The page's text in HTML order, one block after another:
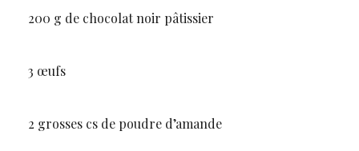
200 g de chocolat noir pâtissier
3 œufs
2 grosses cs de poudre d’amande